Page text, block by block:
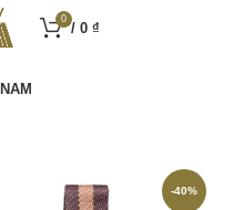
0
/ 0 ₫
-40%